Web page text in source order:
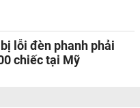
lỗi đèn phanh phải
chiếc tại Mỹ